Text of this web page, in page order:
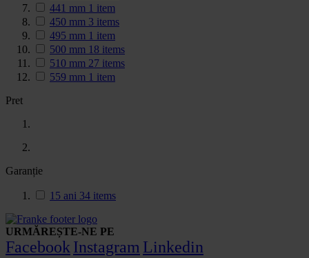
441 mm 1 item
450 mm 3 items
495 mm 1 item
500 mm 18 items
510 mm 27 items
559 mm 1 item
Pret
Garanție
15 ani 34 items
URMĂREȘTE-NE PE
Facebook Instagram Linkedin